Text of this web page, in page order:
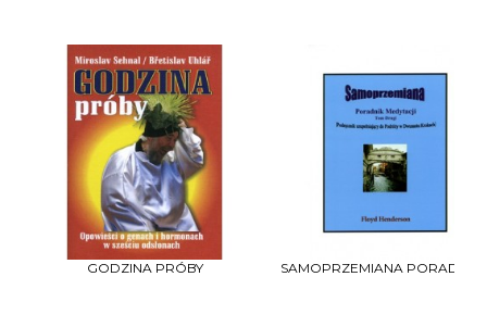
GODZINA PRÓBY SAMOPRZEMIANA